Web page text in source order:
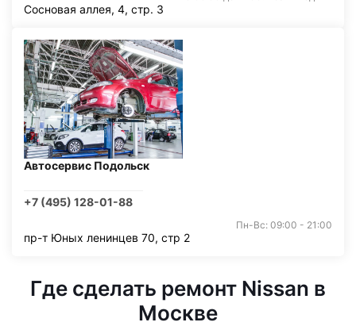
Сосновая аллея, 4, стр. 3
Автосервис Подольск
+7 (495) 128-01-88
Пн-Вс: 09:00 - 21:00
пр-т Юных ленинцев 70, стр 2
Где сделать ремонт Nissan в
Москве